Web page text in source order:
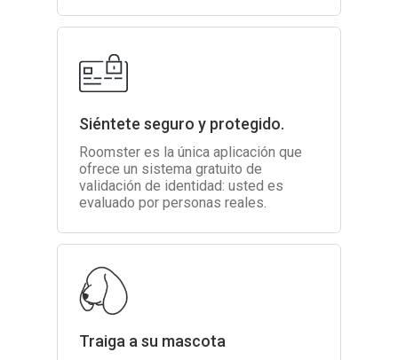
Siéntete seguro y protegido.
Roomster es la única aplicación que
ofrece un sistema gratuito de
validación de identidad: usted es
evaluado por personas reales.
Traiga a su mascota